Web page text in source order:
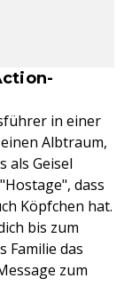
in einer
Albtraum,
als Geisel
dass
Köpfchen hat.
bis zum
Familie das
zum